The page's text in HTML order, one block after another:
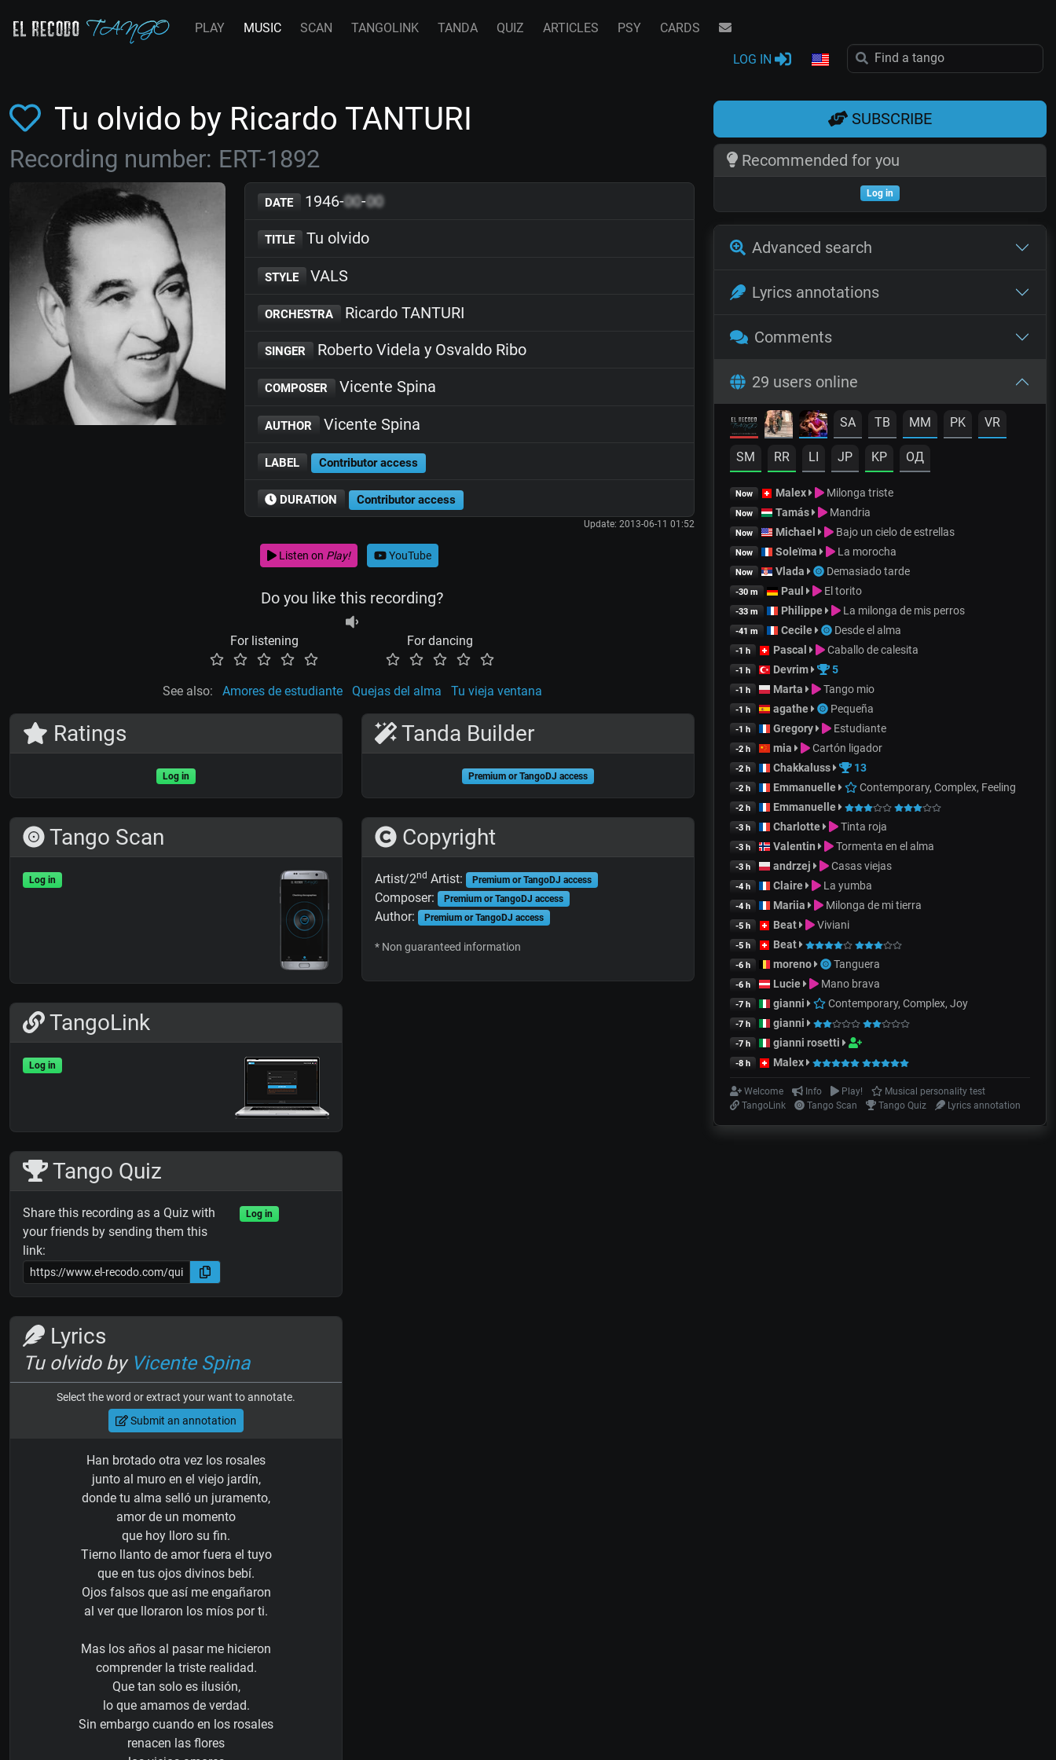
PLAY MUSIC SCAN TANGOLINK TANDA QUIZ ARTICLES PSY CARDS
LOG IN
Tu olvido by Ricardo TANTURI
Recording number: ERT-1892
DATE 1946-00-00
TITLE Tu olvido
STYLE VALS
ORCHESTRA Ricardo TANTURI
SINGER Roberto Videla y Osvaldo Ribo
COMPOSER Vicente Spina
AUTHOR Vicente Spina
LABEL Contributor access
DURATION Contributor access
Update: 2013-06-11 01:52
Listen on Play! YouTube
Do you like this recording?
For listening For dancing
See also: Amores de estudiante Quejas del alma Tu vieja ventana
Ratings
Log in
Tango Scan
Log in
TangoLink
Log in
Tango Quiz
Share this recording as a Quiz with
your friends by sending them this
link:
Log in
Lyrics
Tu olvido by Vicente Spina
Select the word or extract your want to annotate.
Submit an annotation
Han brotado otra vez los rosales
junto al muro en el viejo jardín,
donde tu alma selló un juramento,
amor de un momento
que hoy lloro su fin.
Tierno llanto de amor fuera el tuyo
que en tus ojos divinos bebí.
Ojos falsos que así me engañaron
al ver que lloraron los míos por ti.
Mas los años al pasar me hicieron
comprender la triste realidad.
Que tan solo es ilusión,
lo que amamos de verdad.
Sin embargo cuando en los rosales
renacen las flores
Tanda Builder
Premium or TangoDJ access
Copyright
Artist/2nd Artist: Premium or TangoDJ access
Composer: Premium or TangoDJ access
Author: Premium or TangoDJ access
* Non guaranteed information
SUBSCRIBE
Recommended for you
Log in
Advanced search
Lyrics annotations
Comments
29 users online
SA TB MM PK VR
SM RR LI JP KP OД
Now Malex Milonga triste
Now Tamás Mandria
Now Michael Bajo un cielo de estrellas
Now Soleïma La morocha
Now Vlada Demasiado tarde
-30 m Paul El torito
-33 m Philippe La milonga de mis perros
-41 m Cecile Desde el alma
-1 h Pascal Caballo de calesita
-1 h Devrim 5
-1 h Marta Tango mio
-1 h agathe Pequeña
-1 h Gregory Estudiante
-2 h mia Cartón ligador
-2 h Chakkaluss 13
-2 h Emmanuelle Contemporary, Complex, Feeling
-2 h Emmanuelle
-3 h Charlotte Tinta roja
-3 h Valentin Tormenta en el alma
-3 h andrzej Casas viejas
-4 h Claire La yumba
-4 h Mariia Milonga de mi tierra
-5 h Beat Viviani
-5 h Beat
-6 h moreno Tanguera
-6 h Lucie Mano brava
-7 h gianni Contemporary, Complex, Joy
-7 h gianni
-7 h gianni rosetti
-8 h Malex
Welcome Info Play!
Musical personality test
TangoLink
Tango Scan Tango Quiz Lyrics annotation